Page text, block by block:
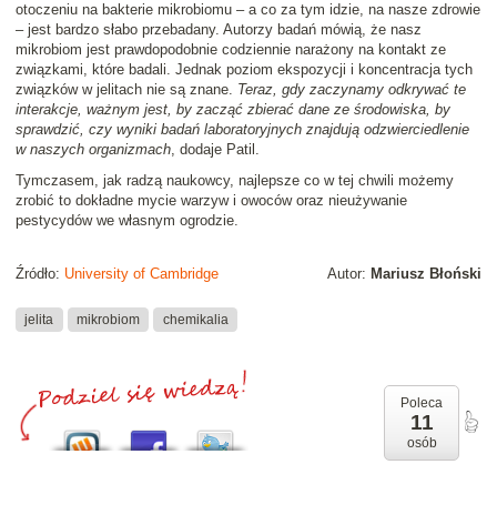
otoczeniu na bakterie mikrobiomu – a co za tym idzie, na nasze zdrowie
– jest bardzo słabo przebadany. Autorzy badań mówią, że nasz
mikrobiom jest prawdopodobnie codziennie narażony na kontakt ze
związkami, które badali. Jednak poziom ekspozycji i koncentracja tych
związków w jelitach nie są znane. Teraz, gdy zaczynamy odkrywać te
interakcje, ważnym jest, by zacząć zbierać dane ze środowiska, by
sprawdzić, czy wyniki badań laboratoryjnych znajdują odzwierciedlenie
w naszych organizmach, dodaje Patil.
Tymczasem, jak radzą naukowcy, najlepsze co w tej chwili możemy
zrobić to dokładne mycie warzyw i owoców oraz nieużywanie
pestycydów we własnym ogrodzie.
Autor: Mariusz Błoński
Źródło: University of Cambridge
jelita mikrobiom chemikalia
Poleca
11
osób